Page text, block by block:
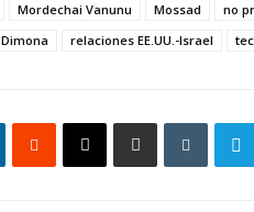
Mordechai Vanunu Mossad no
relaciones EE.UU.-Israel